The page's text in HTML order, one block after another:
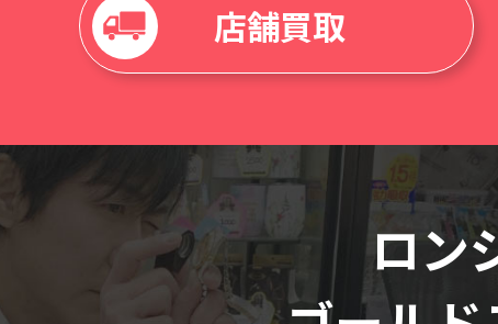
店舗買取
ロン